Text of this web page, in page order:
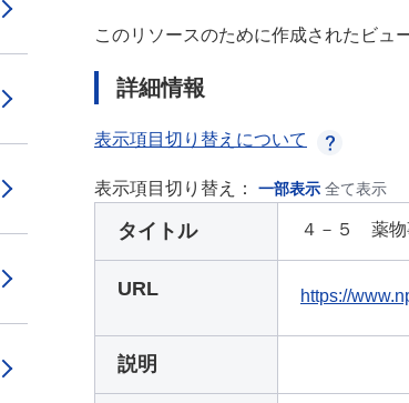
このリソースのために作成されたビュ
詳細情報
表示項目切り替えについて
表示項目切り替え： 一部表示 全て表示
タイトル ４－５ 薬物
URL https://
説明